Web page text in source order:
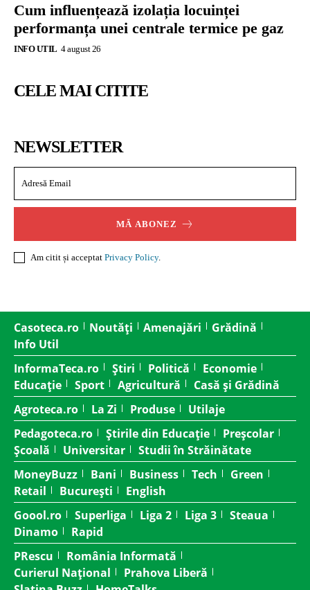
Cum influențează izolația locuinței
performanța unei centrale termice pe gaz
INFO UTIL 4 august 26
CELE MAI CITITE
NEWSLETTER
MĂ ABONEZ
Am citit și acceptat Privacy Policy.
Casoteca.ro Noutăți Amenajări
Grădină
Info Util
InformaTeca.ro
Știri Politică
Economie
Educație
Sport Agricultură
Casă și Grădină
Agroteca.ro
La Zi Produse
Utilaje
Pedagoteca.ro
Știrile din Educație
Preșcolar
Școală
Universitar
Studii în Străinătate
MoneyBuzz
Bani Business Tech
Green
Retail
București
English
Goool.ro
Superliga Liga 2 Liga 3
Steaua
Dinamo
Rapid
PRescu
România Informată
Curierul Național
Prahova Liberă